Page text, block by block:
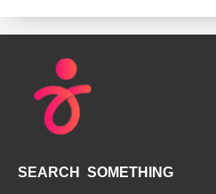
SEARCH SOMETHING